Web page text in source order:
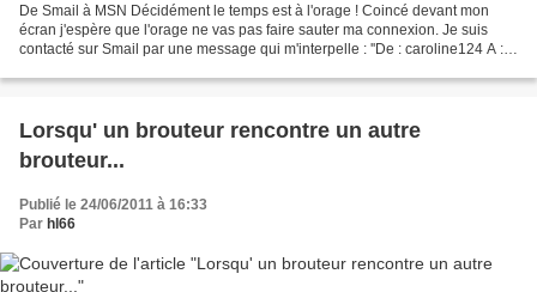
De Smail à MSN Décidément le temps est à l'orage ! Coincé devant mon
écran j'espère que l'orage ne vas pas faire sauter ma connexion. Je suis
contacté sur Smail par une message qui m'interpelle : ''De : caroline124 A :
Lorsqu' un brouteur rencontre un autre
brouteur...
Publié le 24/06/2011 à 16:33
Par hl66